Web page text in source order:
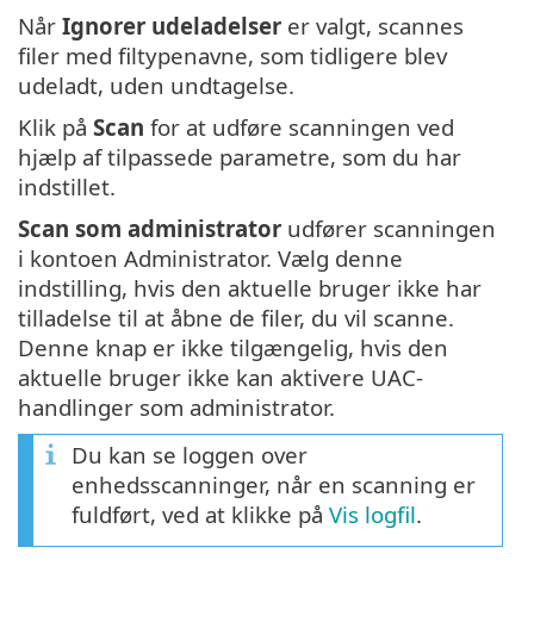
Når Ignorer udeladelser er valgt, scannes
filer med filtypenavne, som tidligere blev
udeladt, uden undtagelse.
Klik på Scan for at udføre scanningen ved
hjælp af tilpassede parametre, som du har
indstillet.
Scan som administrator udfører scanningen
i kontoen Administrator. Vælg denne
indstilling, hvis den aktuelle bruger ikke har
tilladelse til at åbne de filer, du vil scanne.
Denne knap er ikke tilgængelig, hvis den
aktuelle bruger ikke kan aktivere UAC-
handlinger som administrator.
Du kan se loggen over
enhedsscanninger, når en scanning er
fuldført, ved at klikke på Vis logfil.